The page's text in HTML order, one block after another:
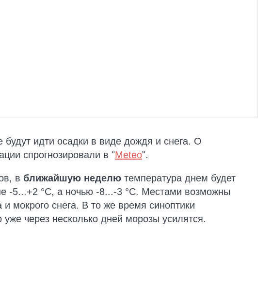
будут идти осадки в виде дождя и снега. О
спрогнозировали в "Meteo".
в ближайшую неделю температура днем будет
-5...+2 °C, а ночью -8...-3 °C. Местами возможны
и мокрого снега. В то же время синоптики
через несколько дней морозы усилятся.